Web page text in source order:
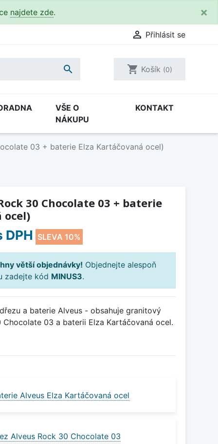
najdete zde. ×
 Přihlásit se
 shopping_cart Košík (0)
VŠE O
NÁKUPU
KONTAKT
03 + baterie Elza Kartáčovaná ocel)
30 Chocolate 03 + baterie
ocel)
DPH SLEVA 10%
větší objednávky! Objednejte alespoň
zadejte kód MINUS3.
a baterie Alveus - obsahuje granitový
03 a baterii Elza Kartáčovaná ocel.
Alveus Elza Kartáčovaná ocel
Alveus Rock 30 Chocolate 03